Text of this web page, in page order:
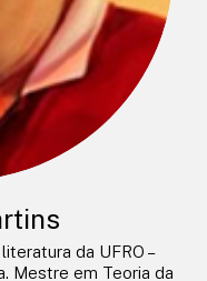
da UFRO –
Mestre em Teoria da